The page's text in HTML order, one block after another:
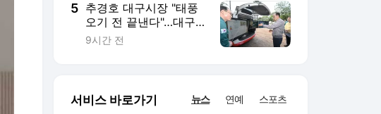
5 추경호 대구시장 "태풍
오기 전 끝낸다"…대구
시, 극한호우 교훈 담은
9시간 전
서비스 바로가기 뉴스 연예 스포츠